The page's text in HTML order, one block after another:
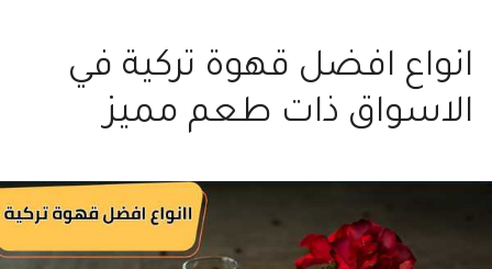
انواع افضل قهوة تركية في
الاسواق ذات طعم مميز